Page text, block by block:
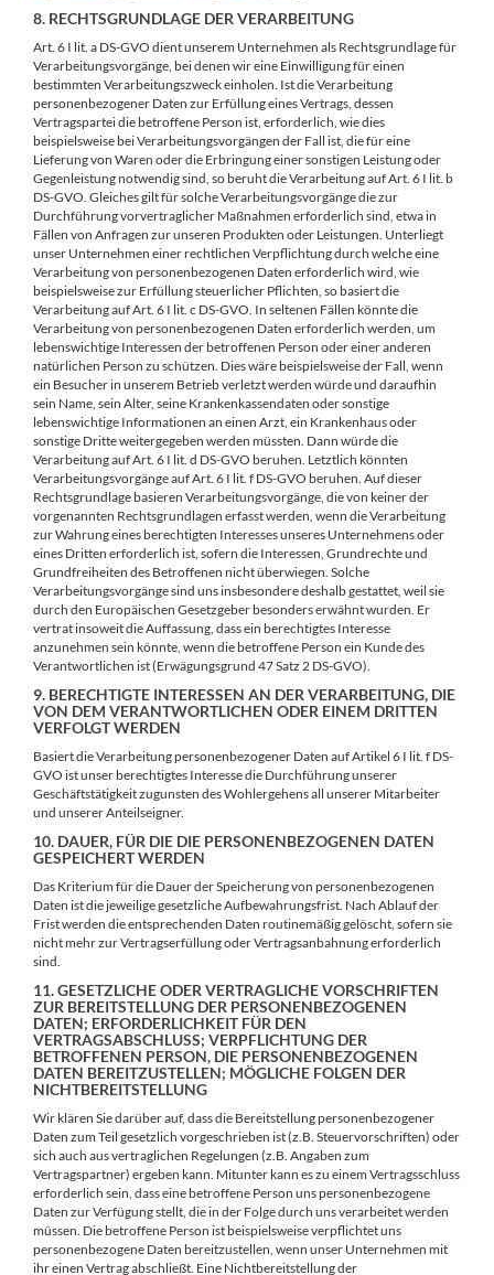
8. RECHTSGRUNDLAGE DER VERARBEITUNG
Art. 6 I lit. a DS-GVO dient unserem Unternehmen als Rechtsgrundlage für
Verarbeitungsvorgänge, bei denen wir eine Einwilligung für einen
bestimmten Verarbeitungszweck einholen. Ist die Verarbeitung
personenbezogener Daten zur Erfüllung eines Vertrags, dessen
Vertragspartei die betroffene Person ist, erforderlich, wie dies
beispielsweise bei Verarbeitungsvorgängen der Fall ist, die für eine
Lieferung von Waren oder die Erbringung einer sonstigen Leistung oder
Gegenleistung notwendig sind, so beruht die Verarbeitung auf Art. 6 I lit. b
DS-GVO. Gleiches gilt für solche Verarbeitungsvorgänge die zur
Durchführung vorvertraglicher Maßnahmen erforderlich sind, etwa in
Fällen von Anfragen zur unseren Produkten oder Leistungen. Unterliegt
unser Unternehmen einer rechtlichen Verpflichtung durch welche eine
Verarbeitung von personenbezogenen Daten erforderlich wird, wie
beispielsweise zur Erfüllung steuerlicher Pflichten, so basiert die
Verarbeitung auf Art. 6 I lit. c DS-GVO. In seltenen Fällen könnte die
Verarbeitung von personenbezogenen Daten erforderlich werden, um
lebenswichtige Interessen der betroffenen Person oder einer anderen
natürlichen Person zu schützen. Dies wäre beispielsweise der Fall, wenn
ein Besucher in unserem Betrieb verletzt werden würde und daraufhin
sein Name, sein Alter, seine Krankenkassendaten oder sonstige
lebenswichtige Informationen an einen Arzt, ein Krankenhaus oder
sonstige Dritte weitergegeben werden müssten. Dann würde die
Verarbeitung auf Art. 6 I lit. d DS-GVO beruhen. Letztlich könnten
Verarbeitungsvorgänge auf Art. 6 I lit. f DS-GVO beruhen. Auf dieser
Rechtsgrundlage basieren Verarbeitungsvorgänge, die von keiner der
vorgenannten Rechtsgrundlagen erfasst werden, wenn die Verarbeitung
zur Wahrung eines berechtigten Interesses unseres Unternehmens oder
eines Dritten erforderlich ist, sofern die Interessen, Grundrechte und
Grundfreiheiten des Betroffenen nicht überwiegen. Solche
Verarbeitungsvorgänge sind uns insbesondere deshalb gestattet, weil sie
durch den Europäischen Gesetzgeber besonders erwähnt wurden. Er
vertrat insoweit die Auffassung, dass ein berechtigtes Interesse
anzunehmen sein könnte, wenn die betroffene Person ein Kunde des
Verantwortlichen ist (Erwägungsgrund 47 Satz 2 DS-GVO).
9. BERECHTIGTE INTERESSEN AN DER VERARBEITUNG, DIE
VON DEM VERANTWORTLICHEN ODER EINEM DRITTEN
VERFOLGT WERDEN
Basiert die Verarbeitung personenbezogener Daten auf Artikel 6 I lit. f DS-
GVO ist unser berechtigtes Interesse die Durchführung unserer
Geschäftstätigkeit zugunsten des Wohlergehens all unserer Mitarbeiter
und unserer Anteilseigner.
10. DAUER, FÜR DIE DIE PERSONENBEZOGENEN DATEN
GESPEICHERT WERDEN
Das Kriterium für die Dauer der Speicherung von personenbezogenen
Daten ist die jeweilige gesetzliche Aufbewahrungsfrist. Nach Ablauf der
Frist werden die entsprechenden Daten routinemäßig gelöscht, sofern sie
nicht mehr zur Vertragserfüllung oder Vertragsanbahnung erforderlich
sind.
11. GESETZLICHE ODER VERTRAGLICHE VORSCHRIFTEN
ZUR BEREITSTELLUNG DER PERSONENBEZOGENEN
DATEN; ERFORDERLICHKEIT FÜR DEN
VERTRAGSABSCHLUSS; VERPFLICHTUNG DER
BETROFFENEN PERSON, DIE PERSONENBEZOGENEN
DATEN BEREITZUSTELLEN; MÖGLICHE FOLGEN DER
NICHTBEREITSTELLUNG
Wir klären Sie darüber auf, dass die Bereitstellung personenbezogener
Daten zum Teil gesetzlich vorgeschrieben ist (z.B. Steuervorschriften) oder
sich auch aus vertraglichen Regelungen (z.B. Angaben zum
Vertragspartner) ergeben kann. Mitunter kann es zu einem Vertragsschluss
erforderlich sein, dass eine betroffene Person uns personenbezogene
Daten zur Verfügung stellt, die in der Folge durch uns verarbeitet werden
müssen. Die betroffene Person ist beispielsweise verpflichtet uns
personenbezogene Daten bereitzustellen, wenn unser Unternehmen mit
ihr einen Vertrag abschließt. Eine Nichtbereitstellung der